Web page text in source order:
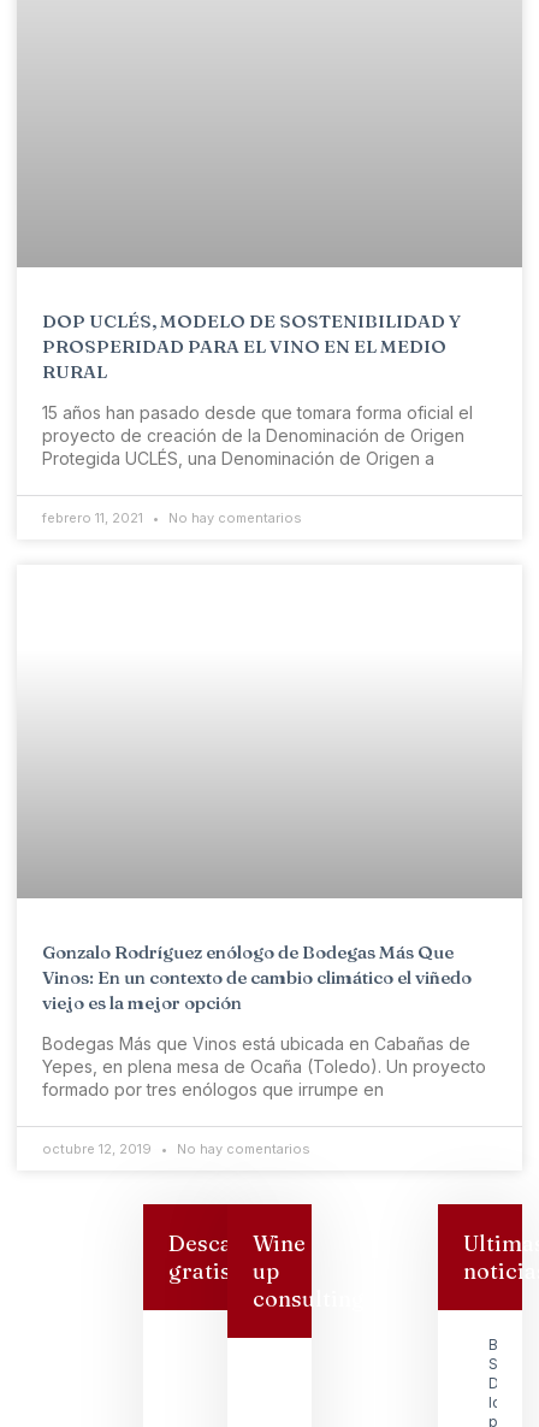
DOP UCLÉS, MODELO DE SOSTENIBILIDAD Y
PROSPERIDAD PARA EL VINO EN EL MEDIO
RURAL
15 años han pasado desde que tomara forma oficial el
proyecto de creación de la Denominación de Origen
Protegida UCLÉS, una Denominación de Origen a
febrero 11, 2021 No hay comentarios
Gonzalo Rodríguez enólogo de Bodegas Más Que
Vinos: En un contexto de cambio climático el viñedo
viejo es la mejor opción
Bodegas Más que Vinos está ubicada en Cabañas de
Yepes, en plena mesa de Ocaña (Toledo). Un proyecto
formado por tres enólogos que irrumpe en
octubre 12, 2019 No hay comentarios
Descarga
gratis
Wine
up
consulting
San
logra